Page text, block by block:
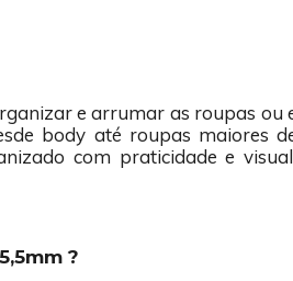
e arrumar as roupas ou
body até roupas maiores
com praticidade e
?